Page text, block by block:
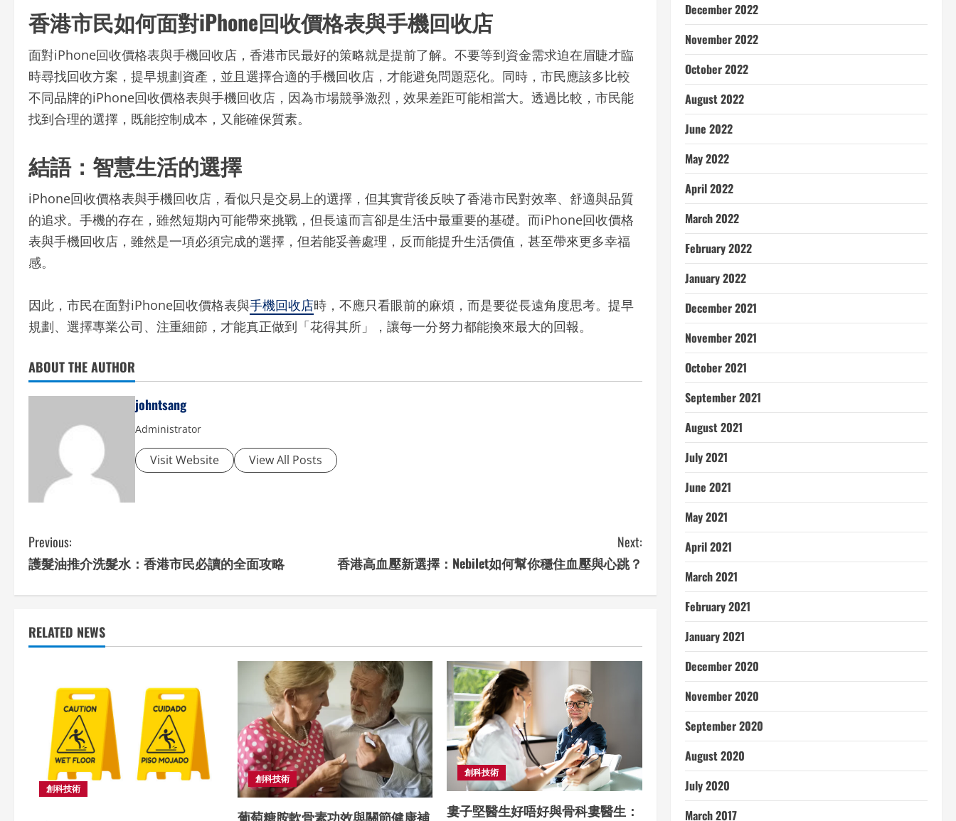
香港市民如何面對iPhone回收價格表與手機回收店
面對iPhone回收價格表與手機回收店，香港市民最好的策略就是提前了解。不要等到資金需求迫在眉睫才臨
時尋找回收方案，提早規劃資產，並且選擇合適的手機回收店，才能避免問題惡化。同時，市民應該多比較
不同品牌的iPhone回收價格表與手機回收店，因為市場競爭激烈，效果差距可能相當大。透過比較，市民能
找到合理的選擇，既能控制成本，又能確保質素。
結語：智慧生活的選擇
iPhone回收價格表與手機回收店，看似只是交易上的選擇，但其實背後反映了香港市民對效率、舒適與品質
的追求。手機的存在，雖然短期內可能帶來挑戰，但長遠而言卻是生活中最重要的基礎。而iPhone回收價格
表與手機回收店，雖然是一項必須完成的選擇，但若能妥善處理，反而能提升生活價值，甚至帶來更多幸福
感。
因此，市民在面對iPhone回收價格表與手機回收店時，不應只看眼前的麻煩，而是要從長遠角度思考。提早
規劃、選擇專業公司、注重細節，才能真正做到「花得其所」，讓每一分努力都能換來最大的回報。
ABOUT THE AUTHOR
johntsang
Administrator
Visit Website View All Posts
C
o
n
t
R
Previous:
護髮油推介洗髮水：香港市民必讀的全面攻略
Next:
香港高血壓新選擇：Nebilet如何幫你穩住血壓與心跳？
RELATED NEWS
創科技術
創科技術
葡萄糖胺軟骨素功效與關節健康補
創科技術
婁子堅醫生好唔好與骨科婁醫生：
December 2022
November 2022
October 2022
August 2022
June 2022
May 2022
April 2022
March 2022
February 2022
January 2022
December 2021
November 2021
October 2021
September 2021
August 2021
July 2021
June 2021
May 2021
April 2021
March 2021
February 2021
January 2021
December 2020
November 2020
September 2020
August 2020
July 2020
March 2017